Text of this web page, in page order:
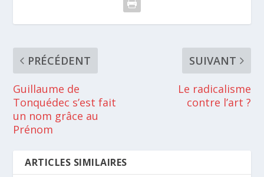
PRÉCÉDENT
Guillaume de
Tonquédec s’est fait
un nom grâce au
Prénom
SUIVANT
Le radicalisme
contre l’art ?
ARTICLES SIMILAIRES